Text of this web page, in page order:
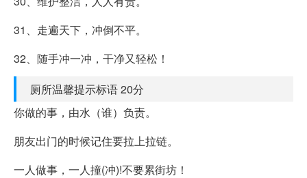
31、走遍天下，冲倒不平。
32、随手冲一冲，干净又轻松！
厕所温馨提示标语 20分
你做的事，由水（谁）负责。
朋友出门的时候记住要拉上拉链。
一人做事，一人撞(冲)!不要累街坊！